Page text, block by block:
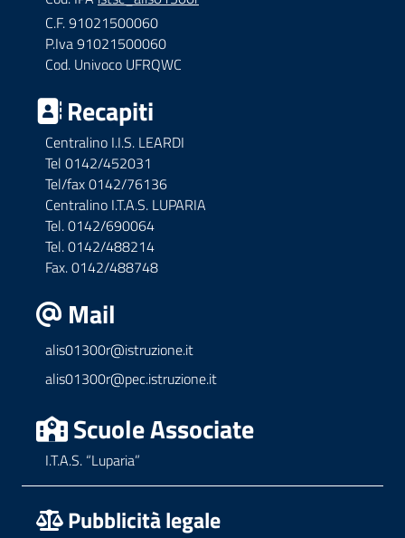
C.F. 91021500060
P.Iva 91021500060
Cod. Univoco UFRQWC
Recapiti
Centralino I.I.S. LEARDI
Tel 0142/452031
Tel/fax 0142/76136
Centralino I.T.A.S. LUPARIA
Tel. 0142/690064
Tel. 0142/488214
Fax. 0142/488748
Mail
alis01300r@istruzione.it
alis01300r@pec.istruzione.it
Scuole Associate
I.T.A.S. “Luparia”
Pubblicità legale